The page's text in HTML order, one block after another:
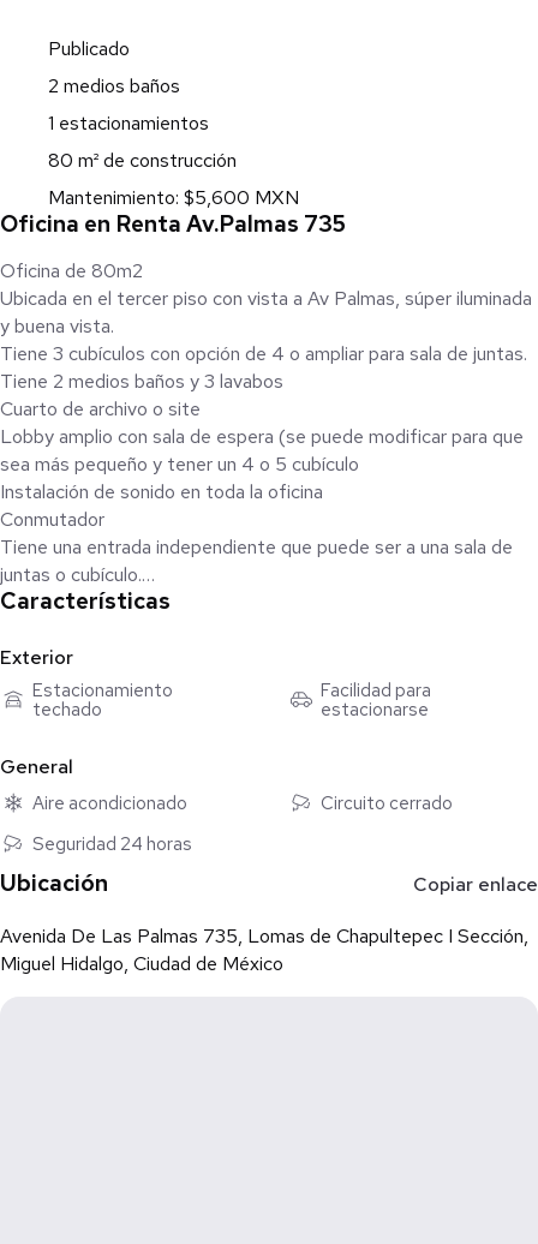
Publicado
2 medios baños
1 estacionamientos
80 m² de construcción
Mantenimiento: $5,600 MXN
Oficina en Renta Av.Palmas 735
Oficina de 80m2
Ubicada en el tercer piso con vista a Av Palmas, súper iluminada
y buena vista.
Tiene 3 cubículos con opción de 4 o ampliar para sala de juntas.
Tiene 2 medios baños y 3 lavabos
Cuarto de archivo o site
Lobby amplio con sala de espera (se puede modificar para que
sea más pequeño y tener un 4 o 5 cubículo
Instalación de sonido en toda la oficina
Conmutador
Tiene una entrada independiente que puede ser a una sala de
juntas o cubículo.
Aire acondicionado
1 cajón de estacionamiento
Puede dejar el.equipo dental
No incluye IVA
Características
Exterior
Estacionamiento
techado
Facilidad para
estacionarse
General
Aire acondicionado
Circuito cerrado
Seguridad 24 horas
Ubicación Copiar enlace
Avenida De Las Palmas 735, Lomas de Chapultepec I Sección,
Miguel Hidalgo, Ciudad de México